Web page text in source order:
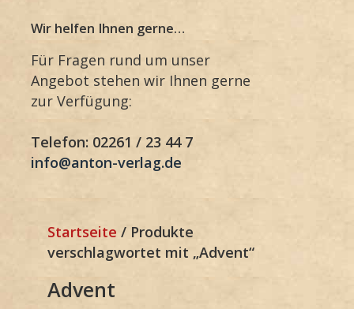
Wir helfen Ihnen gerne…
Für Fragen rund um unser
Angebot stehen wir Ihnen gerne
zur Verfügung:
Telefon: 02261 / 23 44 7
info@anton-verlag.de
Startseite / Produkte
verschlagwortet mit „Advent“
Advent